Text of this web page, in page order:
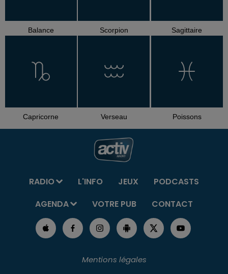
Balance Scorpion Sagittaire
Capricorne Verseau Poissons
RADIO L'INFO JEUX
PODCASTS
AGENDA
VOTRE PUB CONTACT
Mentions légales